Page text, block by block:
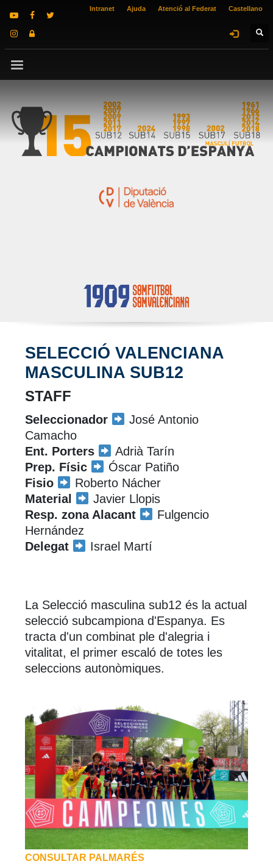
Intranet Ajuda Atenció al Federat Castellano
SELECCIÓ VALENCIANA
MASCULINA SUB12
STAFF
Seleccionador
José Antonio
Camacho
Ent. Porters
Adrià Tarín
Prep. Físic
Óscar Patiño
Fisio
Roberto Nácher
Material
Javier Llopis
Resp. zona Alacant
Fulgencio
Hernández
Delegat
Israel Martí
La Selecció masculina sub12 és la actual
selecció subcampiona d'Espanya. Es
tracta d'un combinat ple d'alegria i
vitalitat, el primer escaló de totes les
seleccions autonòmiques.
CONSULTAR PALMARÉS